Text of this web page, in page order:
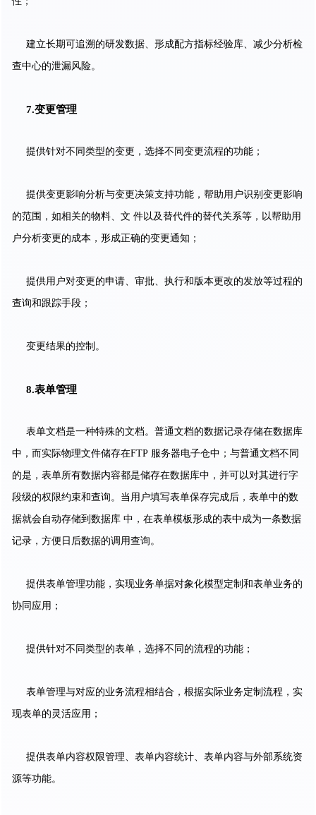
建立长期可追溯的研发数据、形成配方指标经验库、减少分析检
查中心的泄漏风险。
7.变更管理
提供针对不同类型的变更，选择不同变更流程的功能；
提供变更影响分析与变更决策支持功能，帮助用户识别变更影响
的范围，如相关的物料、文 件以及替代件的替代关系等，以帮助用
户分析变更的成本，形成正确的变更通知；
提供用户对变更的申请、审批、执行和版本更改的发放等过程的
查询和跟踪手段；
变更结果的控制。
8.表单管理
表单文档是一种特殊的文档。普通文档的数据记录存储在数据库
中，而实际物理文件储存在FTP 服务器电子仓中；与普通文档不同
的是，表单所有数据内容都是储存在数据库中，并可以对其进行字
段级的权限约束和查询。当用户填写表单保存完成后，表单中的数
据就会自动存储到数据库 中，在表单模板形成的表中成为一条数据
记录，方便日后数据的调用查询。
提供表单管理功能，实现业务单据对象化模型定制和表单业务的
协同应用；
提供针对不同类型的表单，选择不同的流程的功能；
表单管理与对应的业务流程相结合，根据实际业务定制流程，实
现表单的灵活应用；
提供表单内容权限管理、表单内容统计、表单内容与外部系统资
源等功能。